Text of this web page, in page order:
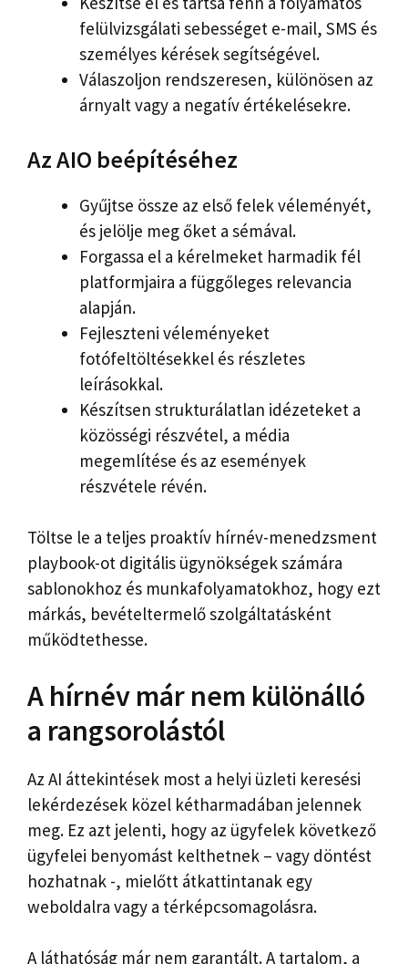
felülvizsgálati sebességet e-mail, SMS és
személyes kérések segítségével.
Válaszoljon rendszeresen, különösen az
árnyalt vagy a negatív értékelésekre.
Az AIO beépítéséhez
Gyűjtse össze az első felek véleményét,
és jelölje meg őket a sémával.
Forgassa el a kérelmeket harmadik fél
platformjaira a függőleges relevancia
alapján.
Fejleszteni véleményeket
fotófeltöltésekkel és részletes
leírásokkal.
Készítsen strukturálatlan idézeteket a
közösségi részvétel, a média
megemlítése és az események
részvétele révén.
Töltse le a teljes proaktív hírnév-menedzsment
playbook-ot digitális ügynökségek számára
sablonokhoz és munkafolyamatokhoz, hogy ezt
márkás, bevételtermelő szolgáltatásként
működtethesse.
A hírnév már nem különálló
a rangsorolástól
Az AI áttekintések most a helyi üzleti keresési
lekérdezések közel kétharmadában jelennek
meg. Ez azt jelenti, hogy az ügyfelek következő
ügyfelei benyomást kelthetnek – vagy döntést
hozhatnak -, mielőtt átkattintanak egy
weboldalra vagy a térképcsomagolásra.
A láthatóság már nem garantált. A tartalom, a